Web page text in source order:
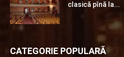
clasică pînă la...
CATEGORIE POPULARĂ